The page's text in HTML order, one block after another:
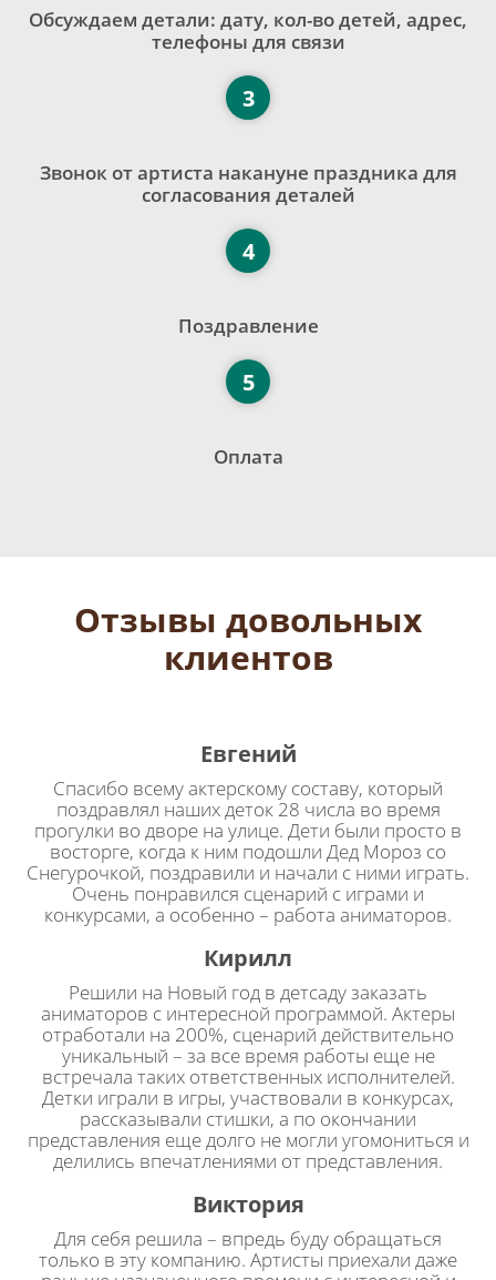
Обсуждаем детали: дату, кол-во детей, адрес,
телефоны для связи
Звонок от артиста накануне праздника для
согласования деталей
3
Поздравление
4
Оплата
5
Отзывы довольных
клиентов
Евгений
Спасибо всему актерскому составу, который
поздравлял наших деток 28 числа во время
прогулки во дворе на улице. Дети были просто в
восторге, когда к ним подошли Дед Мороз со
Снегурочкой, поздравили и начали с ними играть.
Очень понравился сценарий с играми и
конкурсами, а особенно – работа аниматоров.
Кирилл
Решили на Новый год в детсаду заказать
аниматоров с интересной программой. Актеры
отработали на 200%, сценарий действительно
уникальный – за все время работы еще не
встречала таких ответственных исполнителей.
Детки играли в игры, участвовали в конкурсах,
рассказывали стишки, а по окончании
представления еще долго не могли угомониться и
делились впечатлениями от представления.
Виктория
Для себя решила – впредь буду обращаться
только в эту компанию. Артисты приехали даже